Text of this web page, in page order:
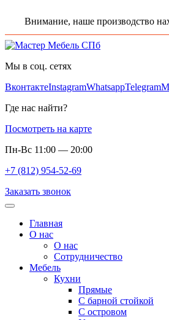
Внимание, наше производство
Мы в соц. сетях
ВконтактеInstagramWhatsappTelegram
Где нас найти?
Посмотреть на карте
Пн-Вс 11:00 — 20:00
+7 (812) 954-52-69
Заказать звонок
Главная
О нас
О нас
Сотрудничество
Мебель
Кухни
Прямые
С барной стойкой
С островом